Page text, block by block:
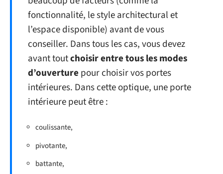
fonctionnalité, le style architectural et
l’espace disponible) avant de vous
conseiller. Dans tous les cas, vous devez
avant toutchoisir entre tous les modes
d’ouverture pour choisir vos portes
intérieures. Dans cette optique, une porte
intérieure peut être :
coulissante,
pivotante,
battante,